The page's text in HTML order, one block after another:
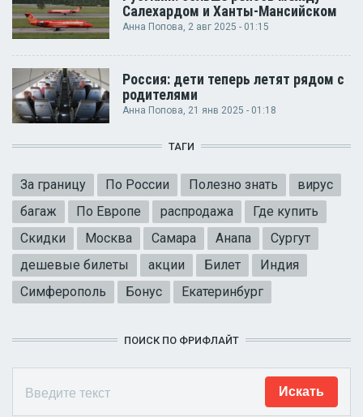
Салехардом и Ханты-Мансийском
Анна Попова , 2 авг 2025 - 01:15
Россия: дети теперь летят рядом с
родителями
Анна Попова, 21 янв 2025 - 01:18
ТАГИ
За границу По России Полезно знать
вирус
багаж
По Европе распродажа
Где купить
Скидки
Москва Самара Анапа
Сургут
дешевые билеты
акции Билет
Индия
Симферополь
Бонус Екатеринбург
ПОИСК ПО ФРИФЛАЙТ